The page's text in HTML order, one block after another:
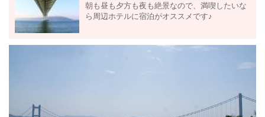
朝も昼も夕方も夜も絶景なので、満喫したいな
ら周辺ホテルに宿泊がオススメです♪